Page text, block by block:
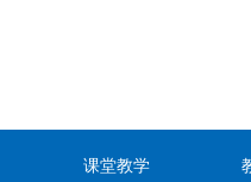
课堂教学